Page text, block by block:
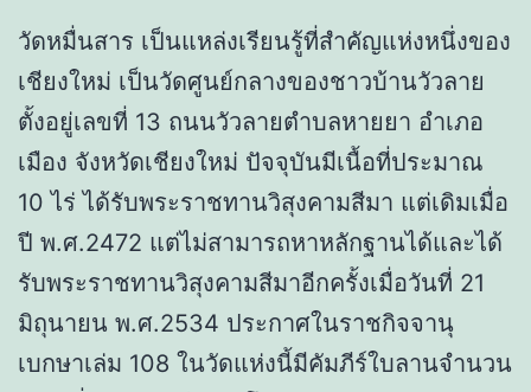
วัดหมื่นสาร เป็นแหล่งเรียนรู้ที่สำคัญแห่งหนึ่งของ
เชียงใหม่ เป็นวัดศูนย์กลางของชาวบ้านวัวลาย
ตั้งอยู่เลขที่ 13 ถนนวัวลายตำบลหายยา อำเภอ
เมือง จังหวัดเชียงใหม่ ปัจจุบันมีเนื้อที่ประมาณ
10 ไร่ ได้รับพระราชทานวิสุงคามสีมา แต่เดิมเมื่อ
ปี พ.ศ.2472 แต่ไม่สามารถหาหลักฐานได้และได้
รับพระราชทานวิสุงคามสีมาอีกครั้งเมื่อวันที่ 21
มิถุนายน พ.ศ.2534 ประกาศในราชกิจจานุ
เบกษาเล่ม 108 ในวัดแห่งนี้มีคัมภีร์ใบลานจำนวน